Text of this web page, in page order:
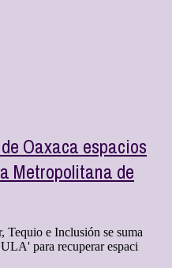
Oaxaca espacios
Metropolitana de
Tequio e Inclusión se suma
para recuperar espaci